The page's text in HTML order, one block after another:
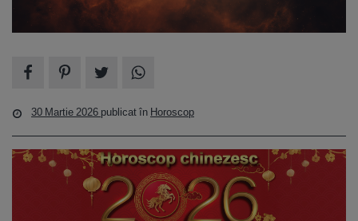
30 Martie 2026 publicat în Horoscop